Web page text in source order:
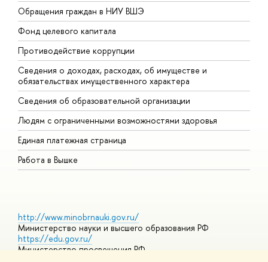
Обращения граждан в НИУ ВШЭ
Фонд целевого капитала
Противодействие коррупции
Сведения о доходах, расходах, об имуществе и
обязательствах имущественного характера
Сведения об образовательной организации
Людям с ограниченными возможностями здоровья
Единая платежная страница
Работа в Вышке
http://www.minobrnauki.gov.ru/
Министерство науки и высшего образования РФ
https://edu.gov.ru/
Министерство просвещения РФ